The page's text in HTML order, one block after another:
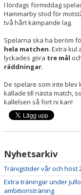
DOKUMENT
I lördags förmiddag
Hammarby stod för
två hårt kämpande lag.
Spelarna ska ha beröm
hela matchen. Extra kul
lyckades göra tre mål
räddningar.
De spelare som inte blev
kallade till nästa match,
kallelsen så fort ni kan!
Nyhetsarkiv
Tränigstider vår och höst
Extra träningar under
ambitionsträning